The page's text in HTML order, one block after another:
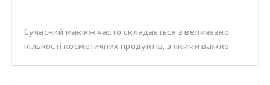
Сучасний макіяж часто складається з величезної
кількості косметичних продуктів, з якими важко